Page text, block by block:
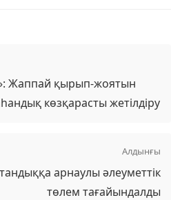
Жаппай қырып-жоятын
көзқарасты жетілдіру
Алдынғы
арнаулы әлеуметтік
төлем тағайындалды